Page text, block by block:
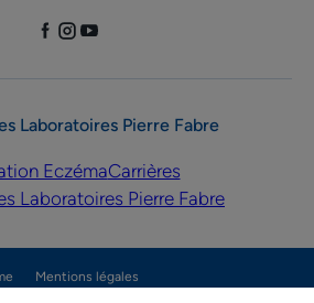
Laboratoires Pierre Fabre
EczémaCarrières
Laboratoires Pierre Fabre
Mentions légales